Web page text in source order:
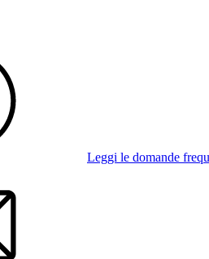
Leggi le domande